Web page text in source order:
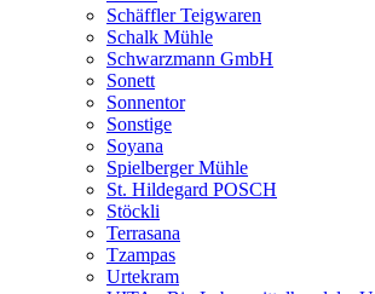
Schäffler Teigwaren
Schalk Mühle
Schwarzmann GmbH
Sonett
Sonnentor
Sonstige
Soyana
Spielberger Mühle
St. Hildegard POSCH
Stöckli
Terrasana
Tzampas
Urtekram